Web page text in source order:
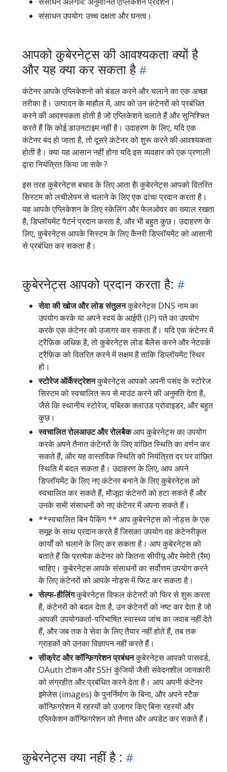
संसाधन उपयोग: उच्च दक्षता और घनत्व।
आपको कुबेरनेट्स की आवश्यकता क्यों है
और यह क्या कर सकता है
कंटेनर आपके एप्लिकेशनो को बंडल करने और चलाने का एक अच्छा
तरीका है। उत्पादन के माहौल में, आप को उन कंटेनरों को प्रबंधित
करने की आवश्यकता होती है जो एप्लिकेशने चलाते हैं और सुनिश्चित
करते हैं कि कोई डाउनटाइम नहीं है। उदाहरण के लिए, यदि एक
कंटेनर बंद हो जाता है, तो दूसरे कंटेनर को शुरू करने की आवश्यकता
होती है। क्या यह आसान नहीं होगा यदि इस व्यवहार को एक प्रणाली
द्वारा नियंत्रित किया जा सके ?
इस तरह कुबेरनेट्स बचाव के लिए आता है! कुबेरनेट्स आपको वितरित
सिस्टम को लचीलेपन से चलाने के लिए एक ढांचा प्रदान करता है।
यह आपके एप्लिकेशन के लिए स्केलिंग और फेलओवर का ख्याल रखता
है, डिप्लॉयमेंट पैटर्न प्रदान करता है, और भी बहुत कुछ। उदाहरण के
लिए, कुबेरनेट्स आपके सिस्टम के लिए कैनरी डिप्लॉयमेंट को आसानी
से प्रबंधित कर सकता है।
कुबेरनेट्स आपको प्रदान करता है:
सेवा की खोज और लोड संतुलनकुबेरनेट्स DNS नाम का
उपयोग करके या अपने स्वयं के आईपी (IP) पते का उपयोग
करके एक कंटेनर को उजागर कर सकता हैं। यदि एक कंटेनर में
ट्रैफ़िक अधिक है, तो कुबेरनेट्स लोड बैलेंस करने और नेटवर्क
ट्रैफ़िक को वितरित करने में सक्षम है ताकि डिप्लॉयमेंट स्थिर
हो।
स्टोरेज ऑर्केस्ट्रेशनकुबेरनेट्स आपको अपनी पसंद के स्टोरेज
सिस्टम को स्वचालित रूप से माउंट करने की अनुमति देता है,
जैसे कि स्थानीय स्टोरेज, पब्लिक क्लाउड प्रोवाइडर, और बहुत
कुछ।
स्वचालित रोलआउट और रोलबैकआप कुबेरनेट्स का उपयोग
करके अपने तैनात कंटेनरों के लिए वांछित स्थिति का वर्णन कर
सकते हैं, और यह वास्तविक स्थिति को नियंत्रित दर पर वांछित
स्थिति में बदल सकता है। उदाहरण के लिए, आप अपने
डिप्लॉयमेंट के लिए नए कंटेनर बनाने के लिए कुबेरनेट्स को
स्वचालित कर सकते हैं, मौजूदा कंटेनरों को हटा सकते हैं और
उनके सभी संसाधनों को नए कंटेनर में अपना सकते हैं।
**स्वचालित बिन पैकिंग ** आप कुबेरनेट्स को नोड्स के एक
समूह के साथ प्रदान करते हैं जिसका उपयोग वह कंटेनरीकृत
कार्यों को चलाने के लिए कर सकता है। आप कुबेरनेट्स को
बताते हैं कि प्रत्येक कंटेनर को कितना सीपीयू और मेमोरी (रैम)
चाहिए। कुबेरनेट्स आपके संसाधनों का सर्वोत्तम उपयोग करने
के लिए कंटेनरों को आपके नोड्स में फिट कर सकता है।
सेल्फ-हीलिंगकुबेरनेट्स विफल कंटेनरों को फिर से शुरू करता
है, कंटेनरों को बदल देता है, उन कंटेनरों को नष्ट कर देता है जो
आपकी उपयोगकर्ता-परिभाषित स्वास्थ्य जांच का जवाब नहीं देते
हैं, और जब तक वे सेवा के लिए तैयार नहीं होते हैं, तब तक
ग्राहकों को उनका विज्ञापन नहीं करते हैं।
सीक्रेट और कॉन्फ़िगरेशन प्रबंधनकुबेरनेट्स आपको पासवर्ड,
OAuth टोकन और SSH कुंजियों जैसी संवेदनशील जानकारी
को संग्रहीत और प्रबंधित करने देता है। आप अपनी कंटेनर
इमेजेस (images) के पुनर्निर्माण के बिना, और अपने स्टैक
कॉन्फ़िगरेशन में रहस्यों को उजागर किए बिना रहस्यों और
एप्लिकेशन कॉन्फ़िगरेशन को तैनात और अपडेट कर सकते हैं।
कुबेरनेट्स क्या नहीं है :